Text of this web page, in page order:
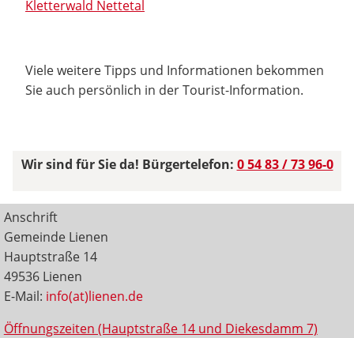
Kletterwald Nettetal
Viele weitere Tipps und Informationen bekommen
Sie auch persönlich in der Tourist-Information.
Wir sind für Sie da! Bürgertelefon: 0 54 83 / 73 96-0
Anschrift
Gemeinde Lienen
Hauptstraße 14
49536 Lienen
E-Mail: info(at)lienen.de
Öffnungszeiten (Hauptstraße 14 und Diekesdamm 7)